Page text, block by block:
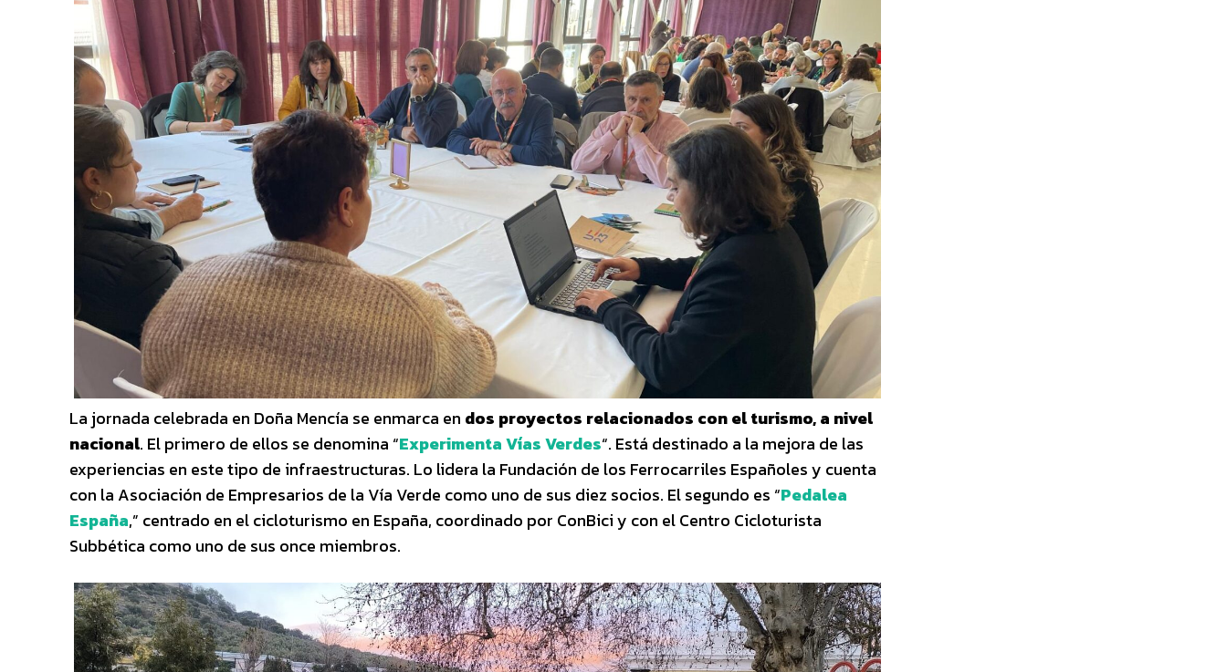
La jornada celebrada en Doña Mencía se enmarca en dos proyectos relacionados con el turismo, a nivel
nacional. El primero de ellos se denomina “Experimenta Vías Verdes“. Está destinado a la mejora de las
experiencias en este tipo de infraestructuras. Lo lidera la Fundación de los Ferrocarriles Españoles y cuenta
con la Asociación de Empresarios de la Vía Verde como uno de sus diez socios. El segundo es “Pedalea
España,” centrado en el cicloturismo en España, coordinado por ConBici y con el Centro Cicloturista
Subbética como uno de sus once miembros.